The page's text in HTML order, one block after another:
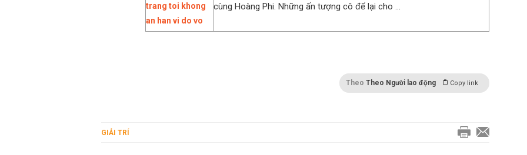
cùng Hoàng Phi. Những ấn tượng cô để lại cho ...
Theo Theo Người lao động Copy link
GIẢI TRÍ